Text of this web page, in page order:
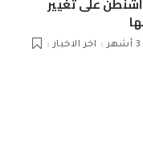
اخر الاخبار